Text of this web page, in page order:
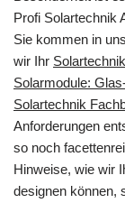
Profi Solartechnik
Sie kommen in
wir Ihr
Solarmodule:
Solartechnik
Anforderungen
so noch
Hinweise, wie wir
designen können,